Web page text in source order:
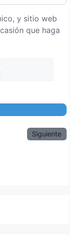
y sitio web
que haga
Siguiente